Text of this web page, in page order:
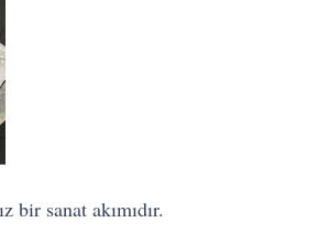
bir sanat akımıdır.